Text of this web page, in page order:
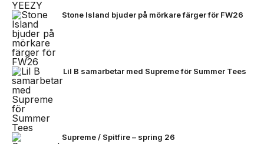
Stone Island bjuder på mörkare färger för FW26
Lil B samarbetar med Supreme för Summer Tees
Supreme / Spitfire – spring 26